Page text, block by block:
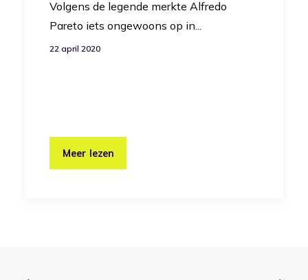
Volgens de legende merkte Alfredo
Pareto iets ongewoons op in...
22 april 2020
Meer lezen